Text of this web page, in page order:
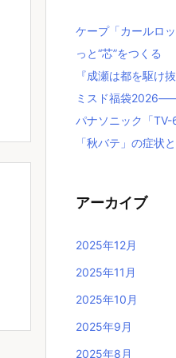
ケープ「カールロ
っと“芯”をつくる
『成瀬は都を駆け
ミスド福袋
パナソニック「
「秋バテ」の症状
アーカイブ
2025年12月
2025年11月
2025年10月
2025年9月
2025年8月